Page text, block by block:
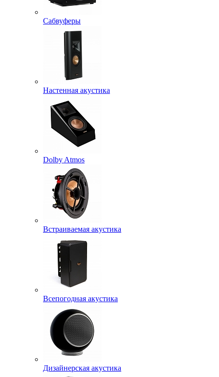
Сабвуферы
Настенная акустика
Dolby Atmos
Встраиваемая акустика
Всепогодная акустика
Дизайнерская акустика